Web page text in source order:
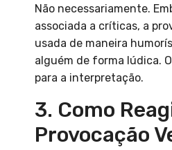
Não necessariamente.
associada a críticas, a
usada de maneira
alguém de forma lúdica.
para a interpretação.
3. Como
Provocação